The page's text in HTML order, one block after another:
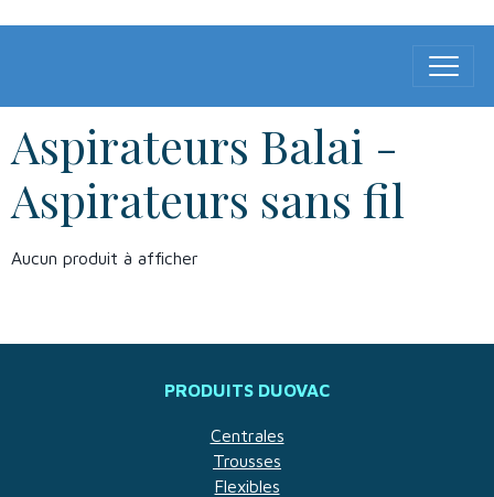
Aspirateurs Balai -
Aspirateurs sans fil
Aucun produit à afficher
PRODUITS DUOVAC
Centrales
Trousses
Flexibles